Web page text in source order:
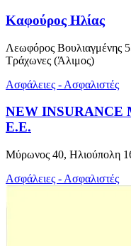
Καφούρος Ηλίας
Λεωφόρος Βουλιαγμένης
Τράχωνες (Άλιμος)
Ασφάλειες - Ασφαλιστές
NEW
Ε.Ε.
Μύρωνος 40, Ηλιούπολη
Ασφάλειες - Ασφαλιστές